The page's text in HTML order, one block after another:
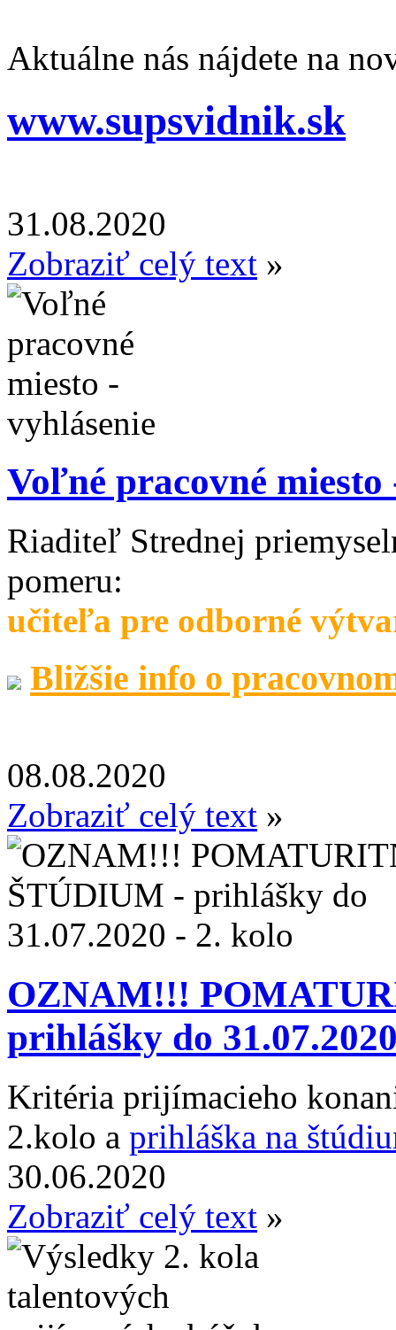
Aktuálne nás nájdete na
www.supsvidnik.sk
31.08.2020
Zobraziť celý text »
Voľné pracovné miesto
Riaditeľ Strednej
pomeru:
učiteľa pre odborné
Bližšie info o
08.08.2020
Zobraziť celý text »
OZNAM!!!
prihlášky do
Kritéria prijímacieho
2.kolo a prihláška na
30.06.2020
Zobraziť celý text »